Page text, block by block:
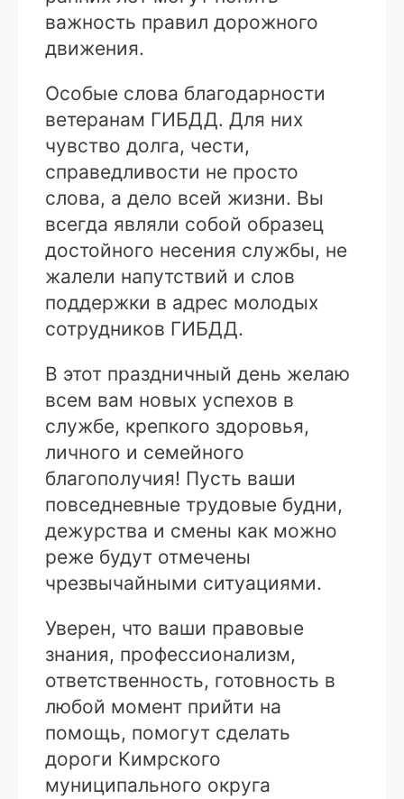
важность правил дорожного
движения.
Особые слова благодарности
ветеранам ГИБДД. Для них
чувство долга, чести,
справедливости не просто
слова, а дело всей жизни. Вы
всегда являли собой образец
достойного несения службы, не
жалели напутствий и слов
поддержки в адрес молодых
сотрудников ГИБДД.
В этот праздничный день желаю
всем вам новых успехов в
службе, крепкого здоровья,
личного и семейного
благополучия! Пусть ваши
повседневные трудовые будни,
дежурства и смены как можно
реже будут отмечены
чрезвычайными ситуациями.
Уверен, что ваши правовые
знания, профессионализм,
ответственность, готовность в
любой момент прийти на
помощь, помогут сделать
дороги Кимрского
муниципального округа